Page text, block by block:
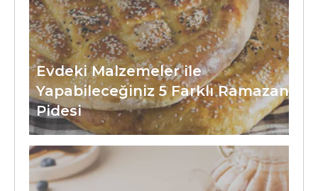
Evdeki Malzemeler ile
Yapabileceğiniz 5 Farklı Ramazan
Pidesi